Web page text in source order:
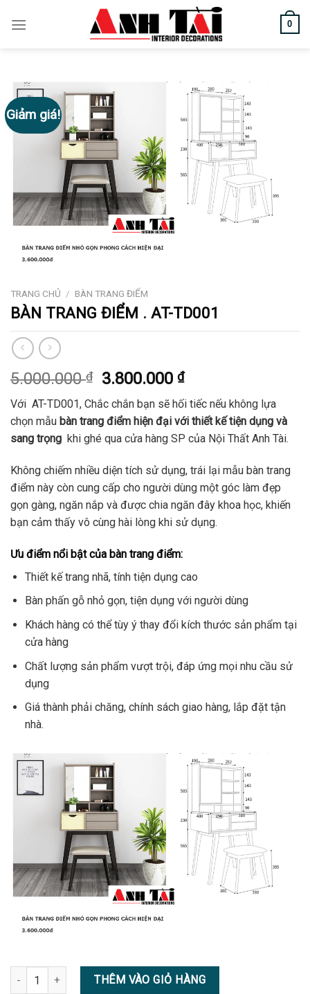
0
Giảm giá!
TRANG CHỦ / BÀN TRANG ĐIỂM
BÀN TRANG ĐIỂM . AT-TD001
5.000.000₫
Giá
gốc
là:
5.000.000 ₫.
3.800.000₫Giá
hiện
tại
là:
3.800.000 ₫.
Với AT-TD001, Chắc chắn bạn sẽ hối tiếc nếu không lựa
chọn mẫu bàn trang điểm hiện đại với thiết kế tiện dụng và
sang trọng khi ghé qua cửa hàng SP của Nội Thất Anh Tài.
Không chiếm nhiều diện tích sử dụng, trái lại mẫu bàn trang
điểm này còn cung cấp cho người dùng một góc làm đẹp
gọn gàng, ngăn nắp và được chia ngăn đây khoa học, khiến
bạn cảm thấy vô cùng hài lòng khi sử dụng.
Ưu điểm nổi bật của bàn trang điểm:
Thiết kế trang nhã, tính tiện dụng cao
Bàn phấn gỗ nhỏ gọn, tiện dụng với người dùng
Khách hàng có thể tùy ý thay đổi kích thước sản phẩm tại
cửa hàng
Chất lượng sản phẩm vượt trội, đáp ứng mọi nhu cầu sử
dụng
Giá thành phải chăng, chính sách giao hàng, lắp đặt tận
nhà.
BÀN TRANG ĐIỂM . AT-TD001 số lượng
THÊM VÀO GIỎ HÀNG